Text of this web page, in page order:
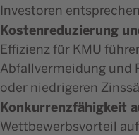
Investoren
Kostenreduzierung
Effizienz für KMU
Abfallvermeidung und
oder niedrigeren
Konkurrenzfähigkeit
Wettbewerbsvorteil